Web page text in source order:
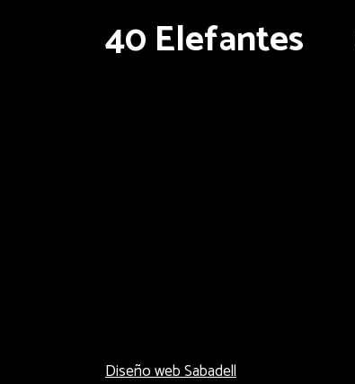
40 Elefantes
Diseño web Sabadell